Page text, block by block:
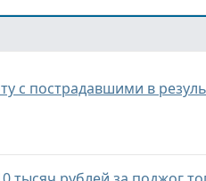
с пострадавшими в